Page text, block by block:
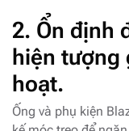
2. Ổn định
hiện tượng
hoạt.
Ống và phụ kiện